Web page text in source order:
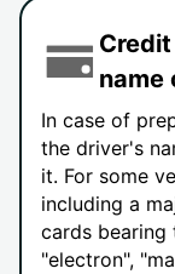
name
In case of
the driver's
it. For some
including a
cards bearing
"electron",